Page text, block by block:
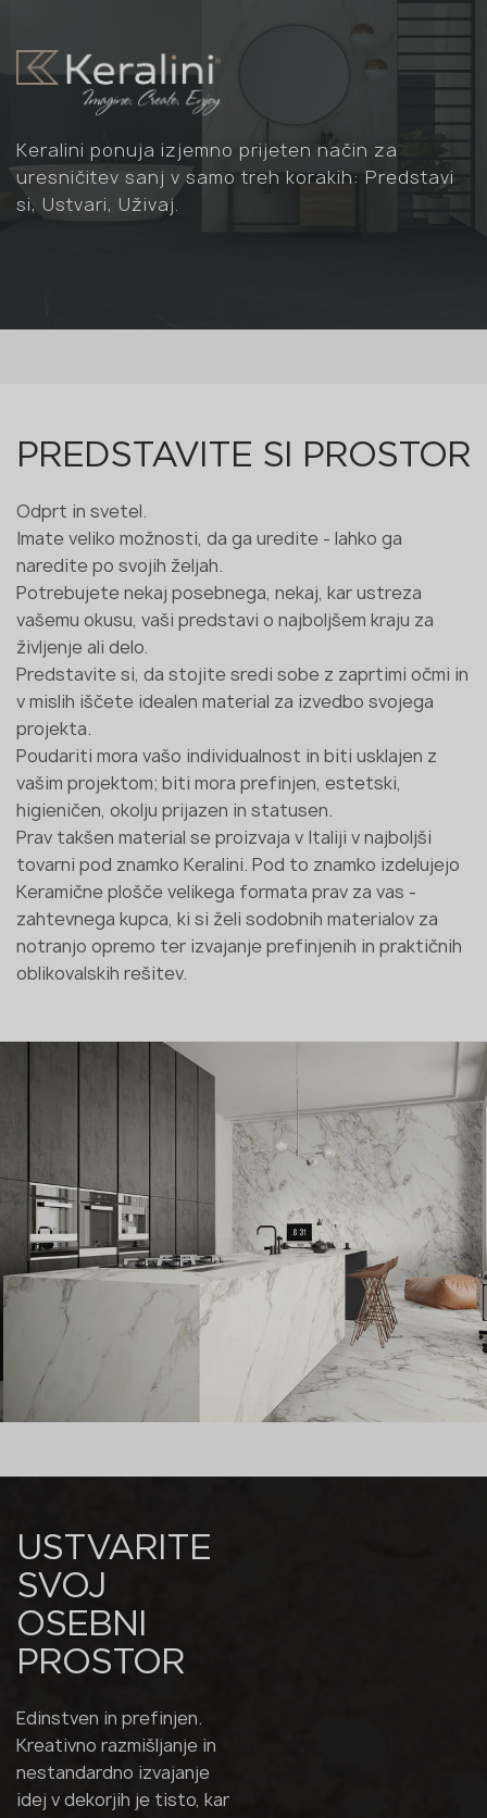
Keralini ponuja izjemno prijeten način za
uresničitev sanj v samo treh korakih: Predstavi
si, Ustvari, Uživaj.
PREDSTAVITE SI PROSTOR
Odprt in svetel.
Imate veliko možnosti, da ga uredite - lahko ga
naredite po svojih željah.
Potrebujete nekaj posebnega, nekaj, kar ustreza
vašemu okusu, vaši predstavi o najboljšem kraju za
življenje ali delo.
Predstavite si, da stojite sredi sobe z zaprtimi očmi in
v mislih iščete idealen material za izvedbo svojega
projekta.
Poudariti mora vašo individualnost in biti usklajen z
vašim projektom; biti mora prefinjen, estetski,
higieničen, okolju prijazen in statusen.
Prav takšen material se proizvaja v Italiji v najboljši
tovarni pod znamko Keralini. Pod to znamko izdelujejo
Keramične plošče velikega formata prav za vas -
zahtevnega kupca, ki si želi sodobnih materialov za
notranjo opremo ter izvajanje prefinjenih in praktičnih
oblikovalskih rešitev.
USTVARITE
SVOJ
OSEBNI
PROSTOR
Edinstven in prefinjen.
Kreativno razmišljanje in
nestandardno izvajanje
idej v dekorjih je tisto, kar